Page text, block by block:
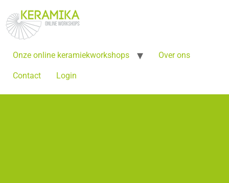
Onze online keramiekworkshops Over ons
Contact Login